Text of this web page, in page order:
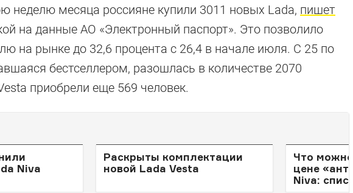
неделю месяца россияне купили 3011 новых Lada, пишет
на данные АО «Электронный паспорт». Это позволило
на рынке до 32,6 процента с 26,4 в начале июля. С 25 по
бестселлером, разошлась в количестве 2070
приобрели еще 569 человек.
Niva
Раскрыты комплектации
новой Lada Vesta
Что
цене
Niva: